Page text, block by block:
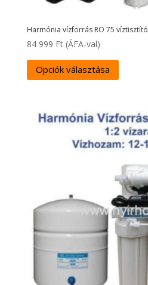
Harmónia vízforrás RO 75 víztisztító
84 999 Ft (ÁFA-val)
Opciók választása